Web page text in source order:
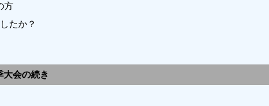
方
たか？
大会の続き